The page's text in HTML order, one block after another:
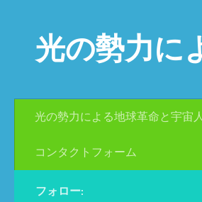
光の勢力に
光の勢力による地球革命と宇宙
コンタクトフォーム
フォロー: